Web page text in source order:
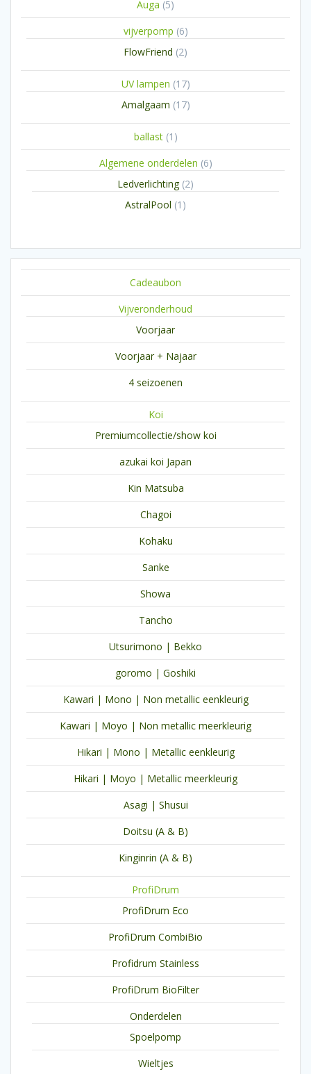
Auga 55
producten
vijverpomp 66
FlowFriend 22
UV lampen 1717
Amalgaam 1717
ballast 1 1
product
Algemene onderdelen 66
Ledverlichting 22
AstralPool 1 1
Cadeaubon
Vijveronderhoud
Voorjaar
Voorjaar + Najaar
4 seizoenen
Koi
Premiumcollectie/show koi
azukai koi Japan
Kin Matsuba
Chagoi
Kohaku
Sanke
Showa
Tancho
Utsurimono | Bekko
goromo | Goshiki
Kawari | Mono | Non metallic eenkleurig
Kawari | Moyo | Non metallic meerkleurig
Hikari | Mono | Metallic eenkleurig
Hikari | Moyo | Metallic meerkleurig
Asagi | Shusui
Doitsu (A & B)
Kinginrin (A & B)
ProfiDrum
ProfiDrum Eco
ProfiDrum CombiBio
Profidrum Stainless
ProfiDrum BioFilter
Onderdelen
Spoelpomp
Wieltjes